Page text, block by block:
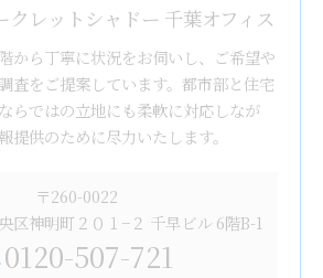
クレットシャドー 千葉オフィス
から丁寧に状況をお伺いし、ご希望や
査をご提案しています。都市部と住宅
らではの立地にも柔軟に対応しなが
提供のために尽力いたします。
〒260-0022
区神明町２０１−２ 千早ビル 6階B-1
0120-507-721